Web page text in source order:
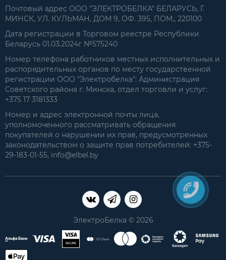
Почтовый адрес ООО "ЭЛЕКТРОБЕЛКА" БЕЛАРУСЬ, Г.
МИНСК, УЛ. КУЛЬМАН, ДОМ 9, ОФ. 395, ПОМ., 220100
Дата регистрации в Торговом реестре Республики
Беларусь 01.03.2024г №575240
Номер телефона работников местных исполнительных и
распорядительных органов по месту государственной
регистрации ООО "Электробелка": Администрация
Советского района г. Минска, отдел торговли и услуг:
+375 17 3181333
Номер и адрес электронной почты лица,
уполномоченного рассматривать обращения
покупателей о нарушении их прав, предусмотренных
законодательством о защите прав потребителей: +375-
29-183-01-55, info@elbel.by
ЭлектроБелка © 2026